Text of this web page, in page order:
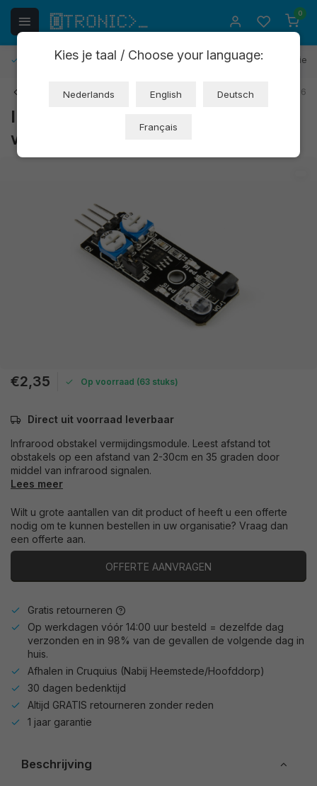
0
Gratis retourneren 30 dagen bedenktijd 1 jaar garantie
Art: AB006 EAN: 4584711157766
Infrarood obstakel
vermijdingsmodule (OT724-D92)
€2,35 Op voorraad (63 stuks)
Direct uit voorraad leverbaar
Infrarood obstakel vermijdingsmodule. Leest afstand tot
obstakels op een afstand van 2-30cm en 35 graden door
middel van infrarood signalen.
Lees meer
Wilt u grote aantallen van dit product of heeft u een offerte
nodig om te kunnen bestellen in uw organisatie? Vraag dan
een offerte aan.
OFFERTE AANVRAGEN
Gratis retourneren
Op werkdagen vóór 14:00 uur besteld = dezelfde dag
verzonden en in 98% van de gevallen de volgende dag in
huis.
Afhalen in Cruquius (Nabij Heemstede/Hoofddorp)
30 dagen bedenktijd
Altijd GRATIS retourneren zonder reden
1 jaar garantie
Beschrijving
Kies je taal / Choose your language:
Nederlands English Deutsch
Français